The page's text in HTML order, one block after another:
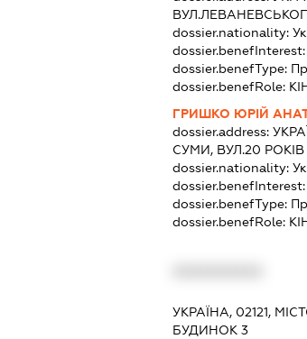
dossier.nationality:
dossier.benefType:
dossier.benefRole:
ГРИШКО ЮРІЙ
dossier.address:
СУМИ, ВУЛ.20
dossier.nationality:
dossier.benefType:
dossier.benefRole:
УКРАЇНА, 02121,
БУДИНОК 3